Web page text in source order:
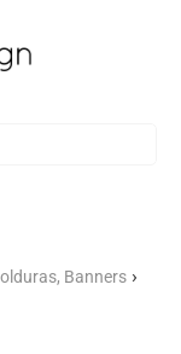
Banners ›